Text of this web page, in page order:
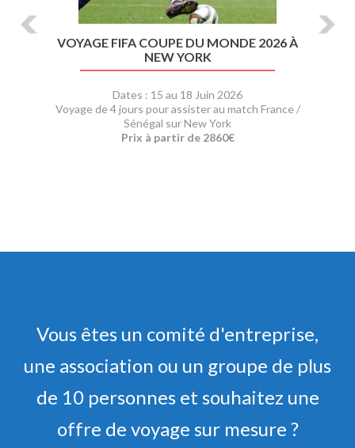
VOYAGE FIFA COUPE DU MONDE 2026 À
NEW YORK
Dates : 15 au 18 Juin 2026
Voyage de 4 jours pour assister au match France /
Sénégal sur New York
Prix à partir de 2860€
Vous êtes un comité d'entreprise,
une association ou un groupe de plus
de 10 personnes et souhaitez une
offre de voyage sur mesure ?